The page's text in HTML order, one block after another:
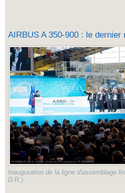
AIRBUS A 350-900 : le dernier
Inauguration de la ligne d'assemblage
D.R.)